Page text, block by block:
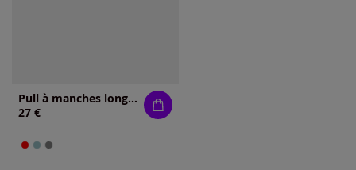
Pull à manches longues tricot chiné
27 €